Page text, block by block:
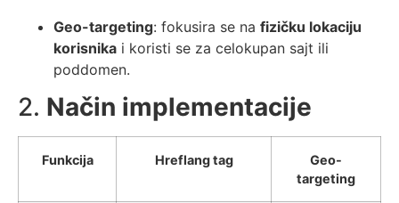
Geo-targeting: fokusira se na fizičku lokaciju
korisnika i koristi se za celokupan sajt ili
poddomen.
2. Način implementacije
Funkcija Hreflang tag
Geo-
targeting